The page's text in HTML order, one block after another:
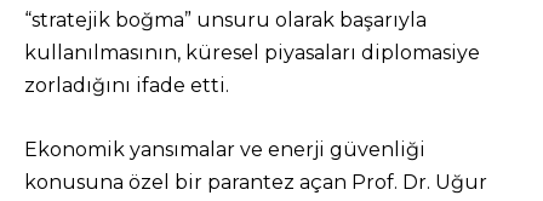
“stratejik boğma” unsuru olarak başarıyla
kullanılmasının, küresel piyasaları diplomasiye
zorladığını ifade etti.
Ekonomik yansımalar ve enerji güvenliği
konusuna özel bir parantez açan Prof. Dr. Uğur